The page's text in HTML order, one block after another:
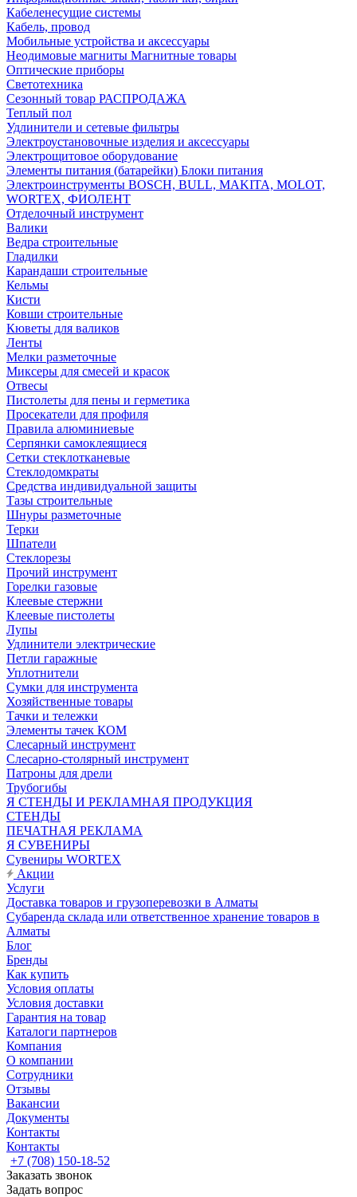
Кабеленесущие системы
Кабель, провод
Мобильные устройства и аксессуары
Неодимовые магниты Магнитные товары
Оптические приборы
Светотехника
Сезонный товар РАСПРОДАЖА
Теплый пол
Удлинители и сетевые фильтры
Электроустановочные изделия и аксессуары
Электрощитовое оборудование
Элементы питания (батарейки) Блоки питания
Электроинструменты BOSCH, BULL, MAKITA, MOLOT,
WORTEX, ФИОЛЕНТ
Отделочный инструмент
Валики
Ведра строительные
Гладилки
Карандаши строительные
Кельмы
Кисти
Ковши строительные
Кюветы для валиков
Ленты
Мелки разметочные
Миксеры для смесей и красок
Отвесы
Пистолеты для пены и герметика
Просекатели для профиля
Правила алюминиевые
Серпянки самоклеящиеся
Сетки стеклотканевые
Стеклодомкраты
Средства индивидуальной защиты
Тазы строительные
Шнуры разметочные
Терки
Шпатели
Стеклорезы
Прочий инструмент
Горелки газовые
Клеевые стержни
Клеевые пистолеты
Лупы
Удлинители электрические
Петли гаражные
Уплотнители
Сумки для инструмента
Хозяйственные товары
Тачки и тележки
Элементы тачек КОМ
Слесарный инструмент
Слесарно-столярный инструмент
Патроны для дрели
Трубогибы
Я СТЕНДЫ И РЕКЛАМНАЯ ПРОДУКЦИЯ
СТЕНДЫ
ПЕЧАТНАЯ РЕКЛАМА
Я СУВЕНИРЫ
Сувениры WORTEX
Акции
Услуги
Доставка товаров и грузоперевозки в Алматы
Субаренда склада или ответственное хранение товаров в
Алматы
Блог
Бренды
Как купить
Условия оплаты
Условия доставки
Гарантия на товар
Каталоги партнеров
Компания
О компании
Сотрудники
Отзывы
Вакансии
Документы
Контакты
Контакты
+7 (708) 150-18-52
Заказать звонок
Задать вопрос